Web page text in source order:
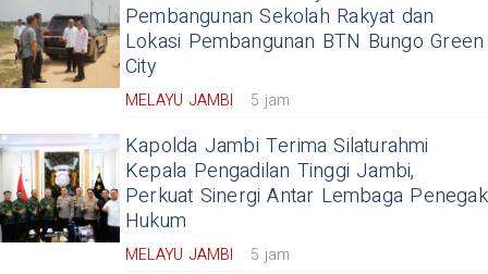
Pembangunan Sekolah Rakyat dan
Lokasi Pembangunan BTN Bungo Green
City
MELAYU JAMBI 5 jam
Kapolda Jambi Terima Silaturahmi
Kepala Pengadilan Tinggi Jambi,
Perkuat Sinergi Antar Lembaga Penegak
Hukum
MELAYU JAMBI 5 jam